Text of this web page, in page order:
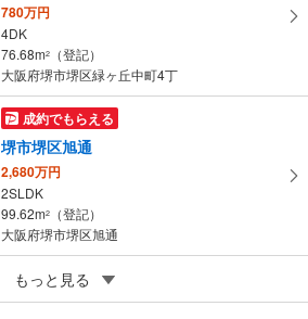
780万円
4DK
76.68m2
（登記）
大阪府堺市堺区緑ヶ丘中町4丁
成約でもらえる
堺市堺区旭通
2,680万円
2SLDK
99.62m2
（登記）
大阪府堺市堺区旭通
成約でもらえる
堺市堺区櫛屋町東4丁
もっと見る